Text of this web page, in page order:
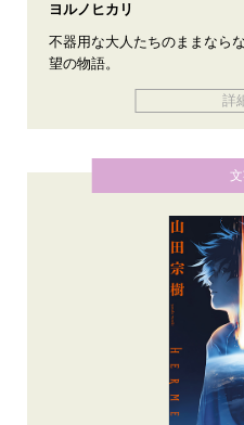
ヨルノヒカリ
不器用な大人たちのままなら
望の物語。
詳